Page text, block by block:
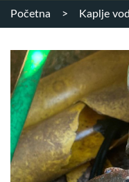
Početna > Kaplje